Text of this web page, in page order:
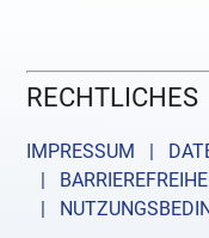
RECHTLICHES
IMPRESSUM |
|
|